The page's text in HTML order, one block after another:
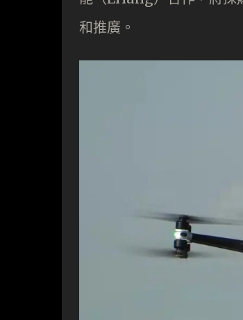
和推廣。